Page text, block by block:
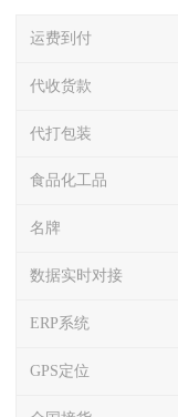
运费到付
代收货款
代打包装
食品化工品
名牌
数据实时对接
ERP系统
GPS定位